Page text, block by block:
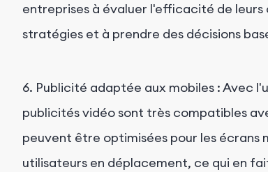
entreprises à évaluer l'efficacité de
stratégies et à prendre des décisions
6. Publicité adaptée aux mobiles : Avec
publicités vidéo sont très compatibles
peuvent être optimisées pour les écrans
utilisateurs en déplacement, ce qui en